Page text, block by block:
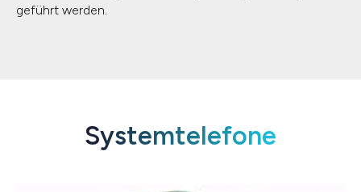
geführt werden.
Systemtelefone